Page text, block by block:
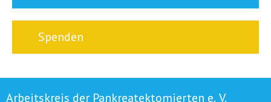
Spenden
Arbeitskreis der Pankreatektomierten e. V.